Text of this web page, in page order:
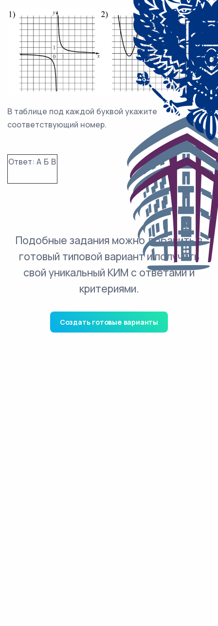
В таблице под каждой буквой укажите
соответствующий номер.
Ответ: А Б В
Подобные задания можно добавить в
готовый типовой вариант и получить
свой уникальный КИМ с ответами и
критериями.
Создать готовые варианты